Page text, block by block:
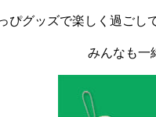
ぴグッズで楽しく過ごし
みんなも一